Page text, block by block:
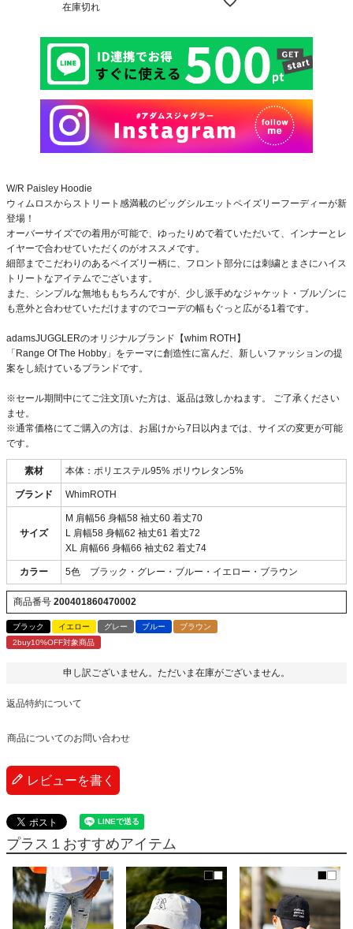
在庫切れ
W/R Paisley Hoodie
ウィムロスからストリート感満載のビッグシルエットペイズリーフーディーが新
登場！
オーバーサイズでの着用が可能で、ゆったりめで着ていただいて、インナーとレ
イヤーで合わせていただくのがオススメです。
細部までこだわりのあるペイズリー柄に、フロント部分には刺繍とまさにハイス
トリートなアイテムでございます。
また、シンプルな無地ももちろんですが、少し派手めなジャケット・ブルゾンに
も意外と合わせていただけますのでコーデの幅もぐっと広がる1着です。
adamsJUGGLERのオリジナルブランド【whim ROTH】
「Range Of The Hobby」をテーマに創造性に富んだ、新しいファッションの提
案をし続けているブランドです。
※セール期間中にてご注文頂いた方は、返品は致しかねます。 ご了承ください
ませ。
※通常価格にてご購入の方は、お届けから7日以内までは、サイズの変更が可能
です。
素材 本体：ポリエステル95% ポリウレタン5%
ブランド WhimROTH
サイズ
M 肩幅56 身幅58 袖丈60 着丈70
L 肩幅58 身幅62 袖丈61 着丈72
XL 肩幅66 身幅66 袖丈62 着丈74
カラー 5色 ブラック・グレー・ブルー・イエロー・ブラウン
商品番号 200401860470002
ブラック イエロー グレー ブルー
ブラウン
2buy10%OFF対象商品
申し訳ございません。ただいま在庫がございません。
返品特約について
商品についてのお問い合わせ
レビューを書く
プラス１おすすめアイテム